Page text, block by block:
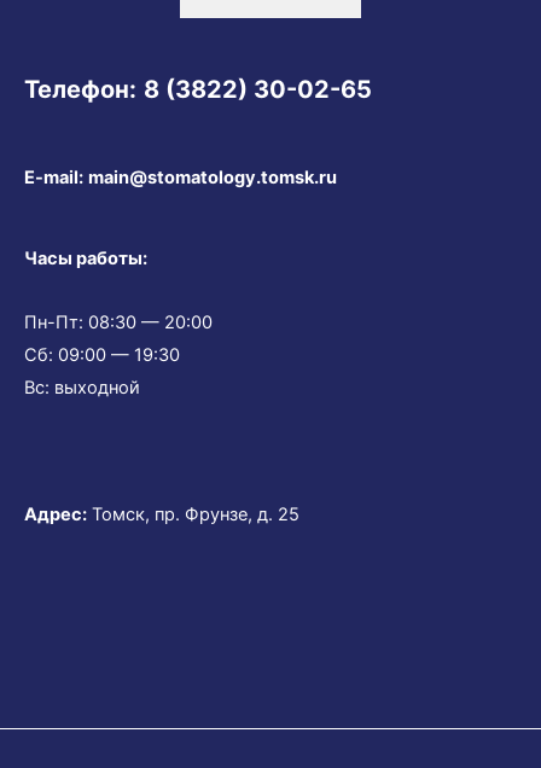
Телефон: 8 (3822) 30-02-65
E-mail: main@stomatology.tomsk.ru
Часы работы:
Пн-Пт: 08:30 — 20:00
Сб: 09:00 — 19:30
Вс: выходной
Адрес: Томск, пр. Фрунзе, д. 25